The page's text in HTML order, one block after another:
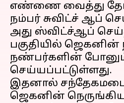
எண்ணை வைத்து
நம்பர் சுவிட்ச் ஆப்
அது ஸ்விட்ச்ஆப்
பகுதியில் ஜெகனின்
நண்பர்களின் போனும்
செய்யப்பட்டுள்ளது.
இதனால்
ஜெகனின்